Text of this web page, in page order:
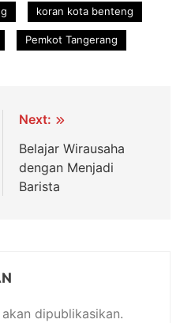
koran kota benteng
Pemkot Tangerang
Next:
Belajar Wirausaha
dengan Menjadi
Barista
dipublikasikan.